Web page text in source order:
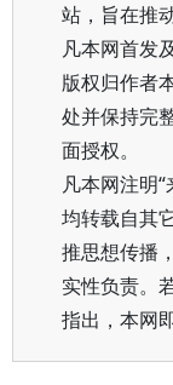
站，旨在推
凡本网首发
版权归作者
处并保持完
面授权。
凡本网注明“
均转载自其
推思想传播
实性负责。
指出，本网